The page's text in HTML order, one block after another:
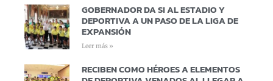
GOBERNADOR DA SI AL ESTADIO Y
DEPORTIVA A UN PASO DE LA LIGA DE
EXPANSIÓN
Leer más »
RECIBEN COMO HÉROES A ELEMENTOS